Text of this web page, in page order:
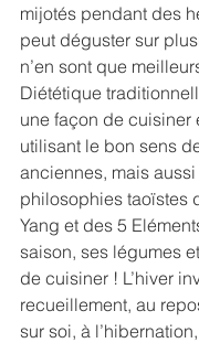
mijotés pendant des
peut déguster sur
n’en sont que
Diététique
une façon de cuisiner
utilisant le bon sens
anciennes, mais
philosophies taoïstes
Yang et des 5
saison, ses légumes
de cuisiner ! L’hiver
recueillement, au
sur soi, à